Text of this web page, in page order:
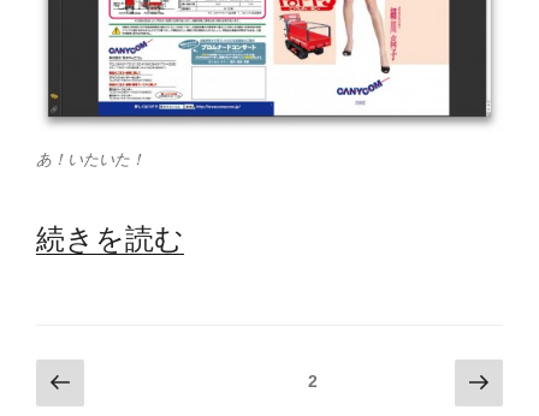
あ！いたいた！
“会
気
続きを読む
投
稿
前
の
固定ページ2
次
の